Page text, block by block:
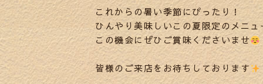
これからの暑い季節にぴったり！
ひんやり美味しいこの夏限定のメニ
この機会にぜひご賞味くださいませ
皆様のご来店をお待ちしております